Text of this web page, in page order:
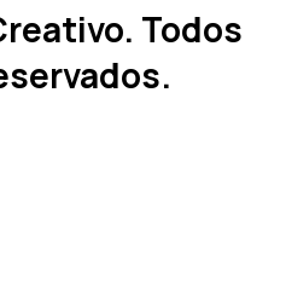
Todos